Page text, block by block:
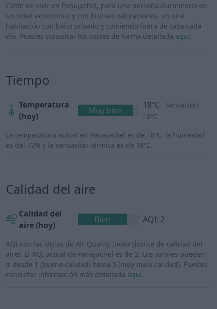
Coste de vivir en Panajachel, para una persona durmiendo en
un hotel económico y con buenas valoraciones, en una
habitación con baño privado y comiendo fuera de casa cada
día. Puedes consultar los costes de forma detallada aquí.
Tiempo
Temperatura
(hoy)
Muy bien
18ºC
Sensación:
18ºC
La temperatura actual en Panajachel es de 18ºC, la humedad
es del 72% y la sensación térmica es de 18ºC.
Calidad del aire
Calidad del
aire (hoy)
Bien AQI: 2
AQI son las siglas de Air Quality Index (Índice de calidad del
aire). El AQI actual de Panajachel es de 2. Los valores pueden
ir desde 1 (buena calidad) hasta 5 (muy mala calidad). Puedes
consultar información más detallada aquí.